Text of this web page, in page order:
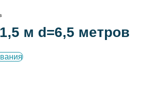
м d=6,5 метров